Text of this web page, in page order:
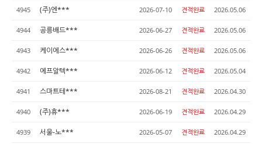
4945 (주)엔*** 2026-07-10 견적완료 2026.05.06
4944 공릉배드*** 2026-06-27 견적완료 2026.05.06
4943 케이에스*** 2026-06-26 견적완료 2026.05.06
4942 에프알텍*** 2026-06-12 견적완료 2026.05.04
4941 스마트테*** 2026-08-21 견적완료 2026.04.30
4940 (주)휴*** 2026-06-19 견적완료 2026.04.29
4939 서울-노*** 2026-05-07 견적완료 2026.04.29